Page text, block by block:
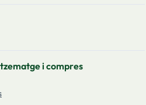
i compres